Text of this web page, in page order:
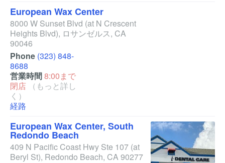
European Wax Center
8000 W Sunset Blvd (at N Crescent
Heights Blvd), ロサンゼルス, CA
90046
Phone (323) 848-
8688
営業時間8:00まで
閉店
（もっと詳し
く）
経路
European Wax Center, South
Redondo Beach
409 N Pacific Coast Hwy Ste 107 (at
Beryl St), Redondo Beach, CA90277